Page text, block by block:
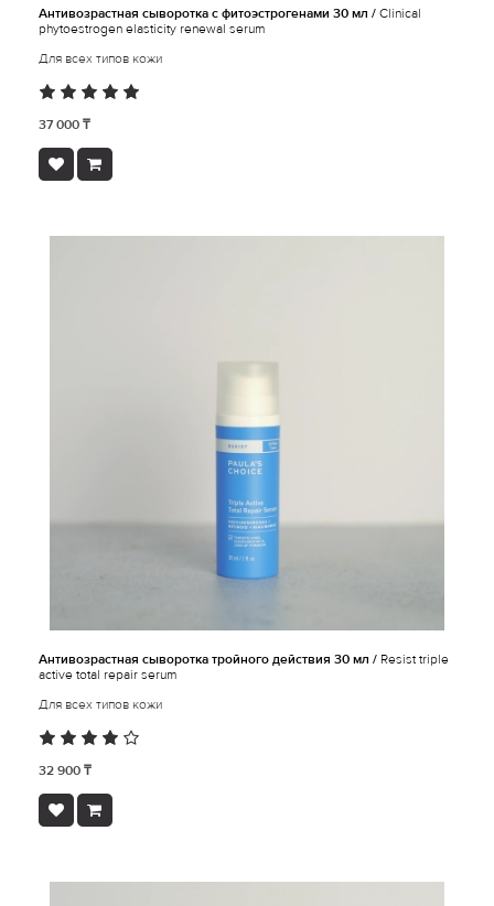
Антивозрастная сыворотка с фитоэстрогенами 30 мл / Clinical
phytoestrogen elasticity renewal serum
Для всех типов кожи
37 000 ₸
Антивозрастная сыворотка тройного действия 30 мл / Resist triple
active total repair serum
Для всех типов кожи
32 900 ₸